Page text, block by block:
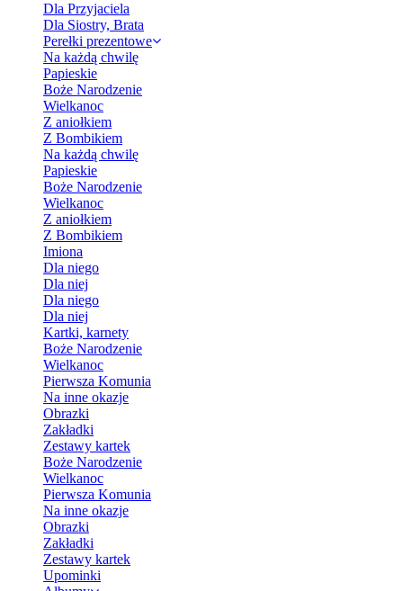
Dla Przyjaciela
Dla Siostry, Brata
Perełki prezentowe
Na każdą chwilę
Papieskie
Boże Narodzenie
Wielkanoc
Z aniołkiem
Z Bombikiem
Na każdą chwilę
Papieskie
Boże Narodzenie
Wielkanoc
Z aniołkiem
Z Bombikiem
Imiona
Dla niego
Dla niej
Dla niego
Dla niej
Kartki, karnety
Boże Narodzenie
Wielkanoc
Pierwsza Komunia
Na inne okazje
Obrazki
Zakładki
Zestawy kartek
Boże Narodzenie
Wielkanoc
Pierwsza Komunia
Na inne okazje
Obrazki
Zakładki
Zestawy kartek
Upominki